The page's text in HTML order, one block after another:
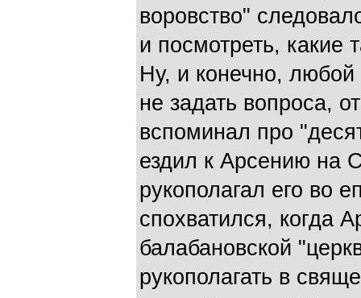
воровство"
и посмотреть, какие
Ну, и конечно,
не задать вопроса,
вспоминал про
ездил к Арсению на
рукополагал его во
спохватился, когда
балабановской
рукополагать в